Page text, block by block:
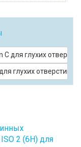
для глухих
глухих отверстий
2 (6H) для